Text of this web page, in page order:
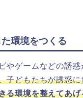
環境をつくる
やゲームなどの誘惑
子どもたちが誘惑
る環境を整えてあ